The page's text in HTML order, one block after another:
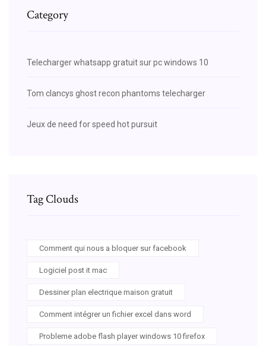
Category
Telecharger whatsapp gratuit sur pc windows 10
Tom clancys ghost recon phantoms telecharger
Jeux de need for speed hot pursuit
Tag Clouds
Comment qui nous a bloquer sur facebook
Logiciel post it mac
Dessiner plan electrique maison gratuit
Comment intégrer un fichier excel dans word
Probleme adobe flash player windows 10 firefox